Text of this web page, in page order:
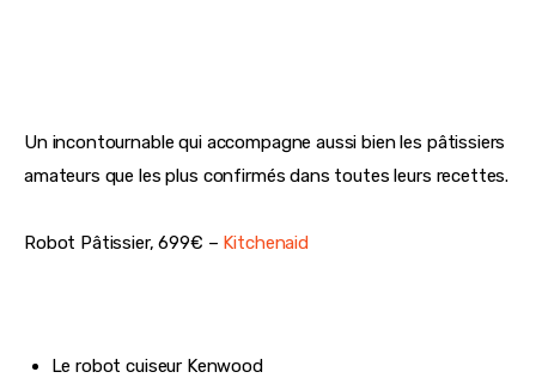
Un incontournable qui accompagne aussi bien les pâtissiers